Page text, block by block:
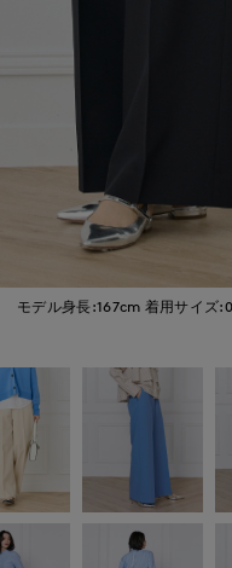
モデル身長:167cm 着用サイズ